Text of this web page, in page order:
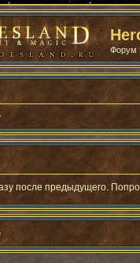
Форум
после предыдущего.